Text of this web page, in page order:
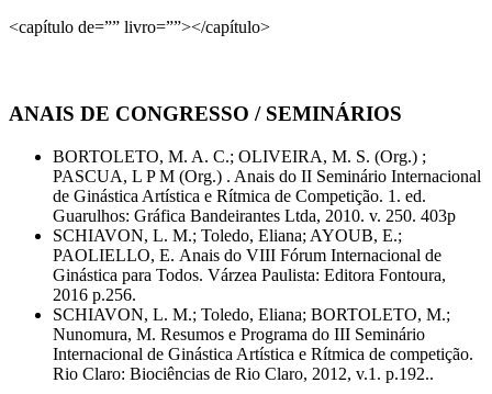
<capítulo de=”” livro=””></capítulo>
ANAIS DE CONGRESSO / SEMINÁRIOS
BORTOLETO, M. A. C.; OLIVEIRA, M. S. (Org.) ;
PASCUA, L P M (Org.) . Anais do II Seminário Internacional
de Ginástica Artística e Rítmica de Competição. 1. ed.
Guarulhos: Gráfica Bandeirantes Ltda, 2010. v. 250. 403p
SCHIAVON, L. M.; Toledo, Eliana; AYOUB, E.;
PAOLIELLO, E. Anais do VIII Fórum Internacional de
Ginástica para Todos. Várzea Paulista: Editora Fontoura,
2016 p.256.
SCHIAVON, L. M.; Toledo, Eliana; BORTOLETO, M.;
Nunomura, M. Resumos e Programa do III Seminário
Internacional de Ginástica Artística e Rítmica de competição.
Rio Claro: Biociências de Rio Claro, 2012, v.1. p.192..